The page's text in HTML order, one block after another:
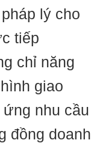
lý cho
tiếp
chỉ năng
giao
nhu cầu
đồng doanh